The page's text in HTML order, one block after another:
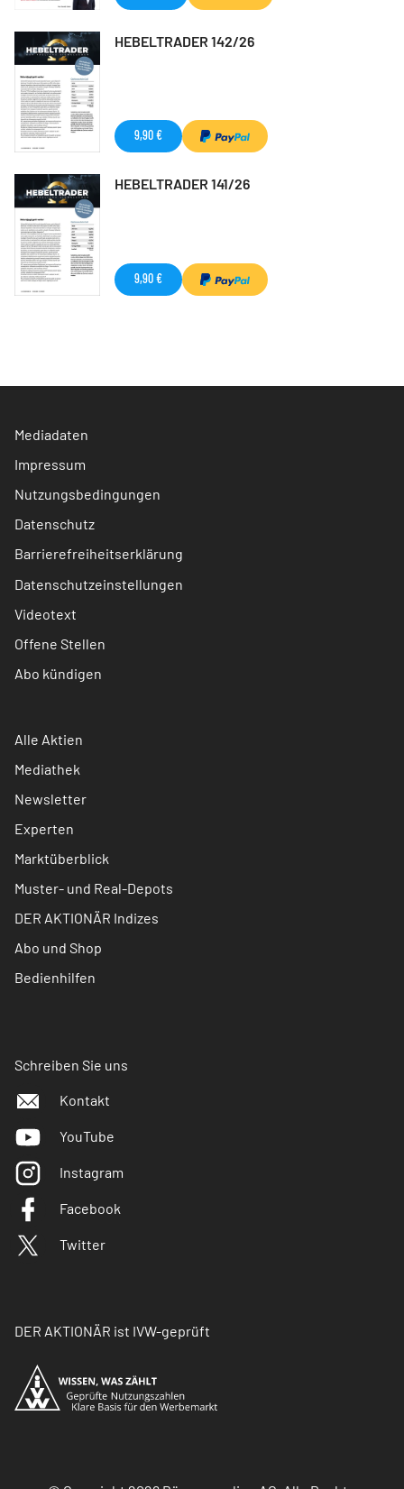
HEBELTRADER 142/26
9,90 €
HEBELTRADER 141/26
9,90 €
Mediadaten
Impressum
Nutzungsbedingungen
Datenschutz
Barrierefreiheitserklärung
Datenschutzeinstellungen
Videotext
Offene Stellen
Abo kündigen
Alle Aktien
Mediathek
Newsletter
Experten
Marktüberblick
Muster- und Real-Depots
DER AKTIONÄR Indizes
Abo und Shop
Bedienhilfen
Schreiben Sie uns
Kontakt
YouTube
Instagram
Facebook
Twitter
DER AKTIONÄR ist IVW-geprüft